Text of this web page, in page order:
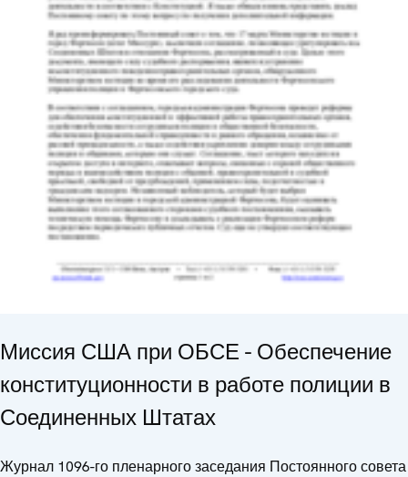
Миссия США при ОБСЕ - Обеспечение
конституционности в работе полиции в
Соединенных Штатах
Журнал 1096-го пленарного заседания Постоянного совета